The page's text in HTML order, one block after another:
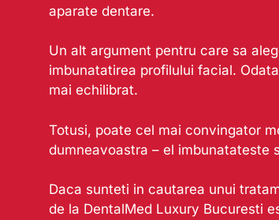
aparate dentare.
Un alt argument pentru care sa
imbunatatirea profilului facial.
mai echilibrat.
Totusi, poate cel mai convingator
dumneavoastra – el imbunatateste
Daca sunteti in cautarea unui
de la DentalMed Luxury Bucuresti